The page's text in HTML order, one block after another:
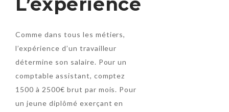
Comme dans tous les métiers,
l’expérience d’un travailleur
détermine son salaire. Pour un
comptable assistant, comptez
1500 à 2500€ brut par mois. Pour
un jeune diplômé exerçant en